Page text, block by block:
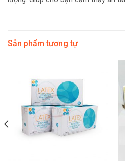
Sản phẩm tương tự